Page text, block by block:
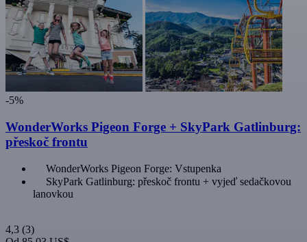
-5%
WonderWorks Pigeon Forge + SkyPark Gatlinburg:
přeskoč frontu
WonderWorks Pigeon Forge: Vstupenka
SkyPark Gatlinburg: přeskoč frontu + vyjeď sedačkovou
lanovkou
4,3 (3)